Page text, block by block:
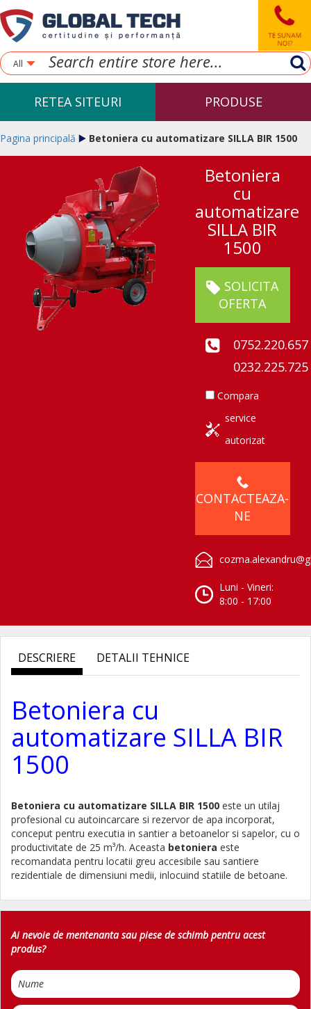
All
RETEA SITEURI PRODUSE
Pagina principală Betoniera cu automatizare SILLA BIR 1500
Betoniera
cu
automatizare
SILLA BIR
1500
SOLICITA
OFERTA
0752.220.657
0232.225.725
Compara
service
autorizat
CONTACTEAZA-
NE
Luni - Vineri:
8:00 - 17:00
DESCRIERE DETALII TEHNICE
Betoniera cu
automatizare SILLA BIR
1500
Betoniera cu automatizare SILLA BIR 1500 este un utilaj
profesional cu autoincarcare si rezervor de apa incorporat,
conceput pentru executia in santier a betoanelor si sapelor, cu o
productivitate de 25 m³/h. Aceasta betoniera este
recomandata pentru locatii greu accesibile sau santiere
rezidentiale de dimensiuni medii, inlocuind statiile de betoane.
Ai nevoie de mentenanta sau piese de schimb pentru acest
produs?